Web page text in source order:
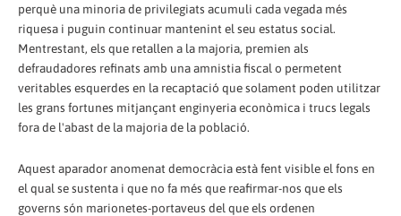
perquè una minoria de privilegiats acumuli cada vegada més
riquesa i puguin continuar mantenint el seu estatus social.
Mentrestant, els que retallen a la majoria, premien als
defraudadores refinats amb una amnistia fiscal o permetent
veritables esquerdes en la recaptació que solament poden utilitzar
les grans fortunes mitjançant enginyeria econòmica i trucs legals
fora de l'abast de la majoria de la població.
Aquest aparador anomenat democràcia està fent visible el fons en
el qual se sustenta i que no fa més que reafirmar-nos que els
governs són marionetes-portaveus del que els ordenen